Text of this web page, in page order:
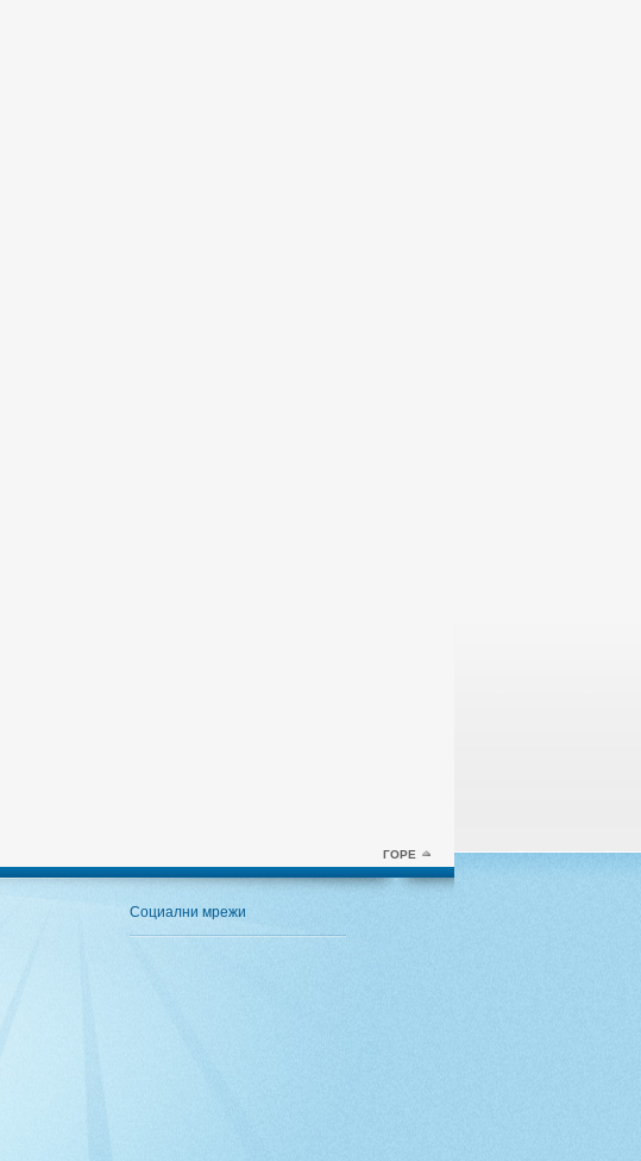
ГОРЕ
Социални мрежи